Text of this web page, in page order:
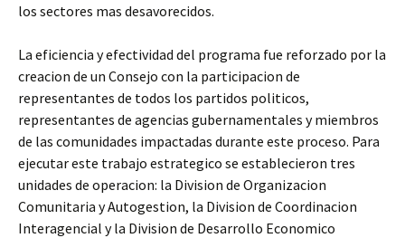
los sectores mas desavorecidos.
La eficiencia y efectividad del programa fue reforzado por la
creacion de un Consejo con la participacion de
representantes de todos los partidos politicos,
representantes de agencias gubernamentales y miembros
de las comunidades impactadas durante este proceso. Para
ejecutar este trabajo estrategico se establecieron tres
unidades de operacion: la Division de Organizacion
Comunitaria y Autogestion, la Division de Coordinacion
Interagencial y la Division de Desarrollo Economico